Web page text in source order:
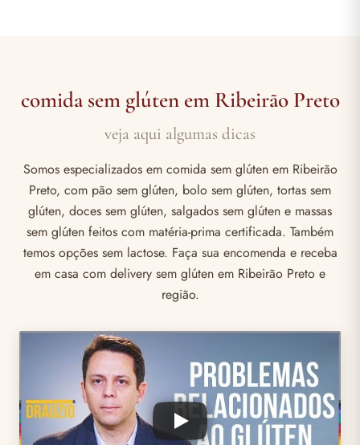
comida sem glúten em Ribeirão Preto
veja aqui algumas dicas
Somos especializados em comida sem glúten em Ribeirão
Preto, com pão sem glúten, bolo sem glúten, tortas sem
glúten, doces sem glúten, salgados sem glúten e massas
sem glúten feitos com matéria-prima certificada. Também
temos opções sem lactose. Faça sua encomenda e receba
em casa com delivery sem glúten em Ribeirão Preto e
região.